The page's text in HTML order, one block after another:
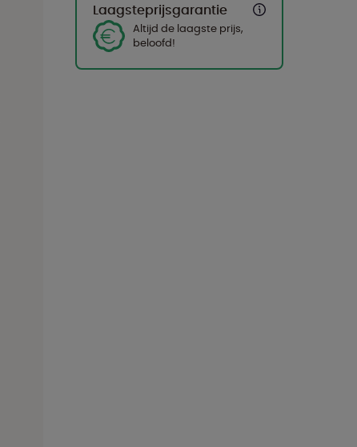
Laagsteprijsgarantie
Altijd de laagste prijs,
beloofd!